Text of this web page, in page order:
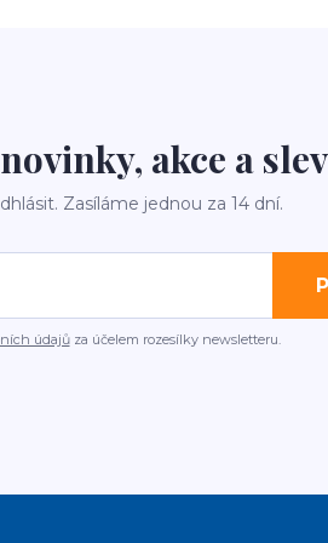
akce a
Zasíláme jednou za 14 dní.
údajůza účelem rozesílky newsletteru.